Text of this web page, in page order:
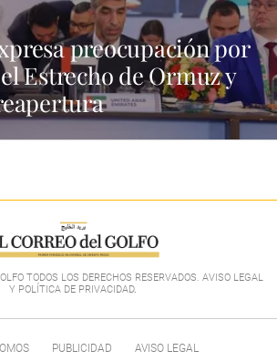
preocupación por
Estrecho de Ormuz y
TODOS LOS DERECHOS RESERVADOS. AVISO LEGAL
Y POLÍTICA DE PRIVACIDAD.
PUBLICIDAD AVISO LEGAL